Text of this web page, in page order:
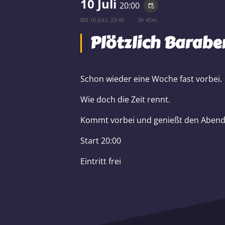
10 Juli 20:00 event_repeat
BIS 10 JULI, 23:45 3h 45m
Plötzlich
Schon wieder eine Woche fast vorbei.
Wie doch die Zeit rennt.
Kommt vorbei und genießt den
Start 20:00
Eintritt frei